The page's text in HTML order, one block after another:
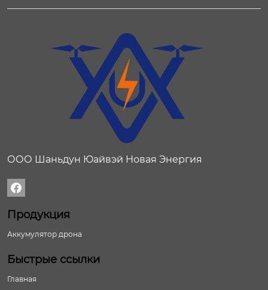
ООО Шаньдун Юайвэй Новая Энергия

Продукция
Аккумулятор дрона
Быстрые ссылки
Главная